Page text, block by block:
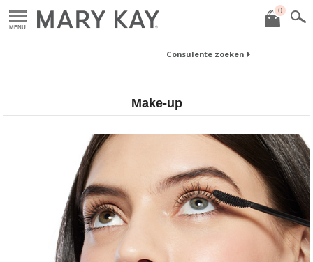
MENU
0
Consulente zoeken
Make-up